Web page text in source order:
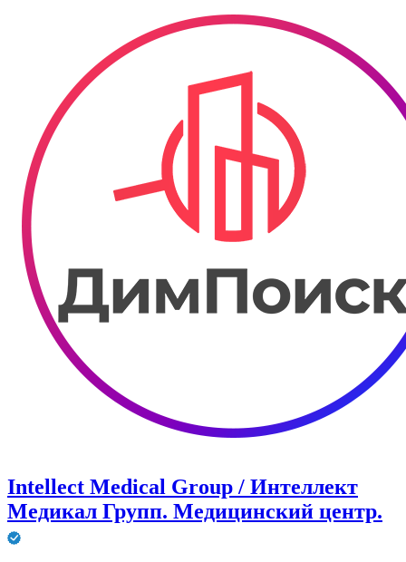
Intellect Medical Group / Интеллект
Медикал Групп. Медицинский центр.